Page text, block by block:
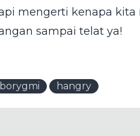
mengerti kenapa
sampai telat ya!
hangry